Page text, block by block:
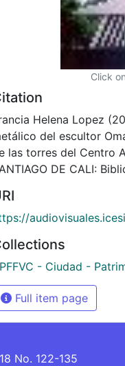
Click
Helena Lopez
del escultor
las torres del Centro
DE CALI:
- Ciudad -
Full item page
No. 122-135